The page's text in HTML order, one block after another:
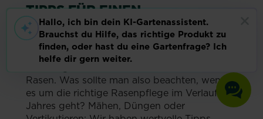
TIPPS FÜR EINEN
TRAUMRASEN – DAS GANZE
JAHR
Nur ein gesunder Rasen ist ein schöner
Rasen. Was sollte man also beachten, wenn
es um die richtige Rasenpflege im Verlauf des
Jahres geht? Mähen, Düngen oder